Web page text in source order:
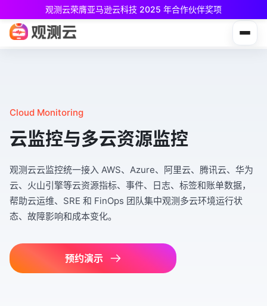
观测云荣膺亚马逊云科技 2025 年合作伙伴奖项
专为中小团队与个人开发者设计，立享强大可观测能力
Cloud Monitoring
云监控与多云资源监控
观测云云监控统一接入 AWS、Azure、阿里云、腾讯云、华为
云、火山引擎等云资源指标、事件、日志、标签和账单数据，
帮助云运维、SRE 和 FinOps 团队集中观测多云环境运行状
态、故障影响和成本变化。
预约演示